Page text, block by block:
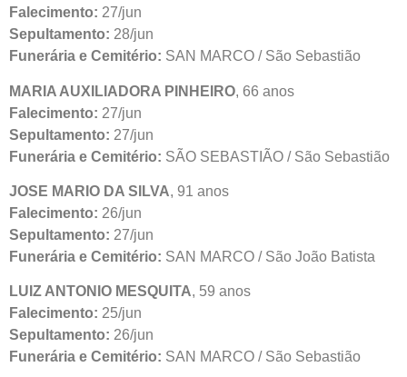
Falecimento: 27/jun
Sepultamento: 28/jun
Funerária e Cemitério: SAN MARCO / São Sebastião
MARIA AUXILIADORA PINHEIRO, 66 anos
Falecimento: 27/jun
Sepultamento: 27/jun
Funerária e Cemitério: SÃO SEBASTIÃO / São Sebastião
JOSE MARIO DA SILVA, 91 anos
Falecimento: 26/jun
Sepultamento: 27/jun
Funerária e Cemitério: SAN MARCO / São João Batista
LUIZ ANTONIO MESQUITA, 59 anos
Falecimento: 25/jun
Sepultamento: 26/jun
Funerária e Cemitério: SAN MARCO / São Sebastião